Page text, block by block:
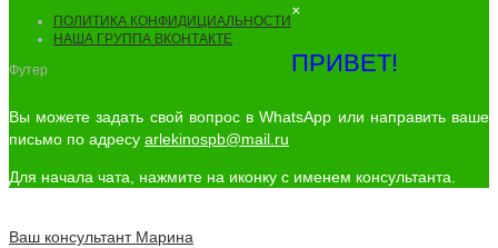
ПОЛИТИКА КОНФИДИЦИАЛЬНОСТИ
НАША ГРУППА ВКОНТАКТЕ
Футер
×
ПРИВЕТ!
Вы можете задать свой вопрос в WhatsApp или направить ваше
письмо по адресу arlekinospb@mail.ru
Для начала чата, нажмите на иконку с именем консультанта.
Ваш консультант Марина